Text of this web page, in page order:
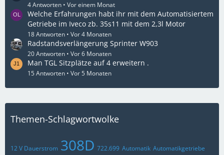
4 Antworten Vor einem Monat
Welche Erfahrungen habt ihr mit dem Automatisiertem
Getriebe im Iveco zb. 35s11 mit dem 2,3l Motor
18 Antworten Vor 4 Monaten
Radstandsverlängerung Sprinter W903
20 Antworten Vor 6 Monaten
Man TGL Sitzplätze auf 4 erweitern .
15 Antworten Vor 5 Monaten
Themen-Schlagwortwolke
12 V Dauerstrom 308D 722.699 Automatik Automatikgetriebe